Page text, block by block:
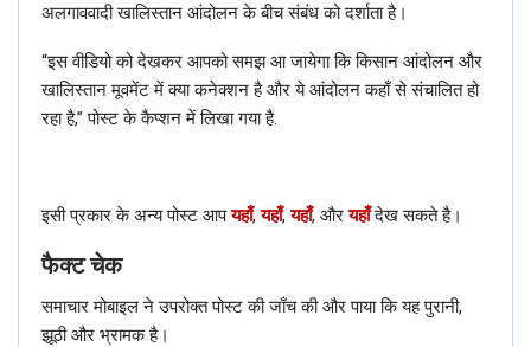
अलगाववादी खालिस्तान आंदोलन के बीच संबंध को दर्शाता है।
“इस वीडियो को देखकर आपको समझ आ जायेगा कि किसान आंदोलन और
खालिस्तान मूवमेंट में क्या कनेक्शन है और ये आंदोलन कहाँ से संचालित हो
रहा है,” पोस्ट के कैप्शन में लिखा गया है.
इसी प्रकार के अन्य पोस्ट आपयहाँ,यहाँ,यहाँ, औरयहाँदेख सकते है।
फैक्ट चेक
समाचार मोबाइल ने उपरोक्त पोस्ट की जाँच की और पाया कि यह पुरानी,
झूठी और भ्रामक है।